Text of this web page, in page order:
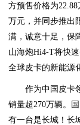
方预售价格为
万元，并同步推出
满，诚意十足，保
山海炮Hi4-T将快
全球皮卡的新能源
作为中国皮卡
销量超270万辆。
有一台是长城！长